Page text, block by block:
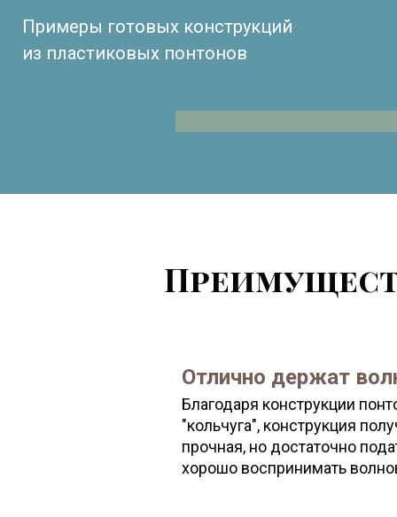
Примеры готовых конструкций
из пластиковых понтонов
Отлично держат
Благодаря конструкции
"кольчуга", конструкция
прочная, но достаточно
хорошо воспринимать